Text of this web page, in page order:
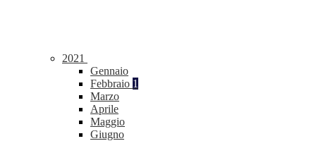
2021
Gennaio
Febbraio 1
Marzo
Aprile
Maggio
Giugno